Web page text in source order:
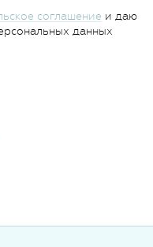
соглашение и даю
данных